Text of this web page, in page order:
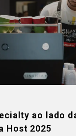
ao lado
Host 2025